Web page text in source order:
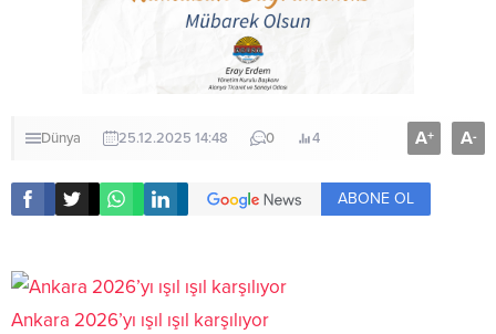
Dünya 25.12.2025 14:48 0 4 A+ A-
ABONE OL
Ankara 2026’yı ışıl ışıl karşılıyor